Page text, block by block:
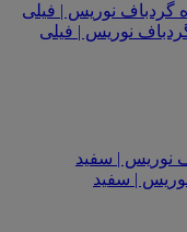
نوریس | فیلی
نوریس | سفید